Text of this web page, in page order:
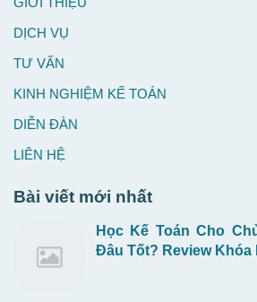
DỊCH VỤ
TƯ VẤN
KINH NGHIỆM KẾ TOÁN
DIỄN ĐÀN
LIÊN HỆ
Bài viết mới nhất
Học Kế Toán Cho
Đâu Tốt? Review Khóa